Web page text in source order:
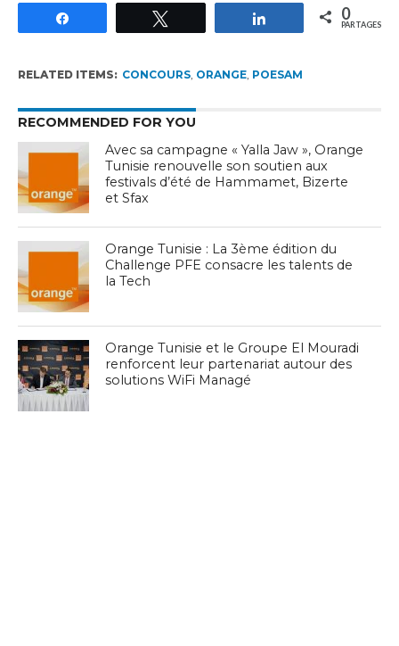
Partagez 0
PARTAGES
RELATED ITEMS: CONCOURS, ORANGE, POESAM
RECOMMENDED FOR YOU
Avec sa campagne « Yalla Jaw », Orange
Tunisie renouvelle son soutien aux
festivals d’été de Hammamet, Bizerte
et Sfax
Orange Tunisie : La 3ème édition du
Challenge PFE consacre les talents de
la Tech
Orange Tunisie et le Groupe El Mouradi
renforcent leur partenariat autour des
solutions WiFi Managé